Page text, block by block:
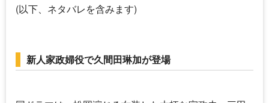
(以下、ネタバレを含みます)
新人家政婦役で久間田琳加が登場